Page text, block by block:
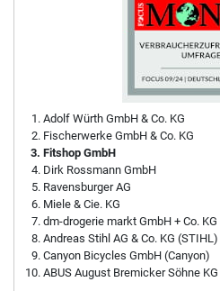
Adolf Würth GmbH & Co. KG
Fischerwerke GmbH & Co. KG
Fitshop GmbH
Dirk Rossmann GmbH
Ravensburger AG
Miele & Cie. KG
dm-drogerie markt GmbH + Co. KG
Andreas Stihl AG & Co. KG (STIHL)
Canyon Bicycles GmbH (Canyon)
ABUS August Bremicker Söhne KG